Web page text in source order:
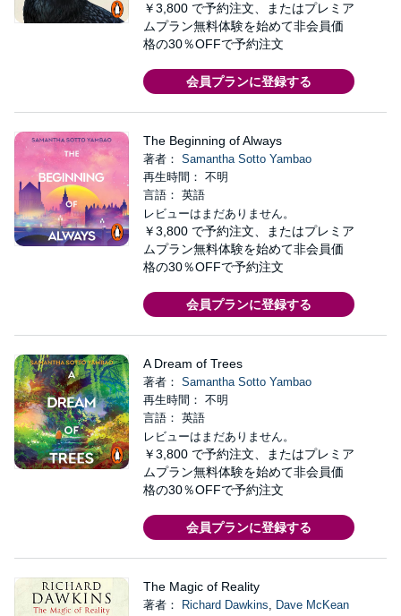
￥3,800 で予約注文、またはプレミア
ムプラン無料体験を始めて非会員価
格の30％OFFで予約注文
会員プランに登録する
The Beginning of Always
著者： Samantha Sotto Yambao
再生時間： 不明
言語： 英語
レビューはまだありません。
￥3,800 で予約注文、またはプレミア
ムプラン無料体験を始めて非会員価
格の30％OFFで予約注文
会員プランに登録する
A Dream of Trees
著者： Samantha Sotto Yambao
再生時間： 不明
言語： 英語
レビューはまだありません。
￥3,800 で予約注文、またはプレミア
ムプラン無料体験を始めて非会員価
格の30％OFFで予約注文
会員プランに登録する
The Magic of Reality
著者： Richard Dawkins, Dave McKean